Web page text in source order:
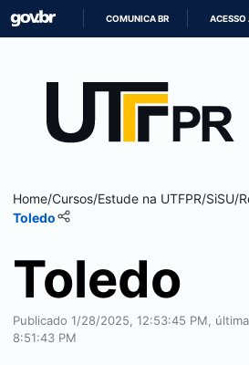
COMUNICA BR
Home/Cursos/Estude na UTFPR/SiSU/
Toledo
Toledo
Publicado 1/28/2025, 12:53:45 PM,
8:51:43 PM